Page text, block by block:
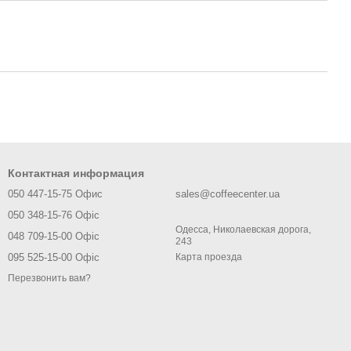
Контактная информация
050 447-15-75 Офис
050 348-15-76 Офіс
048 709-15-00 Офіс
095 525-15-00 Офіс
Перезвонить вам?
sales@coffeecenter.ua
Одесса, Николаевская дорога,
243
Карта проезда